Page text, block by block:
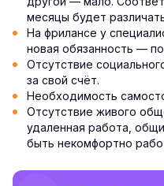
месяцы будет
На фрилансе у
новая обязанность —
Отсутствие
за свой счёт.
Необходимость
Отсутствие живого
удаленная работа,
быть некомфортно